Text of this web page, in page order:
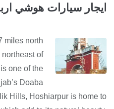
ايجار سيارات هوشي
miles north
of
one of the
Doaba
Hills, Hoshiarpur is home to